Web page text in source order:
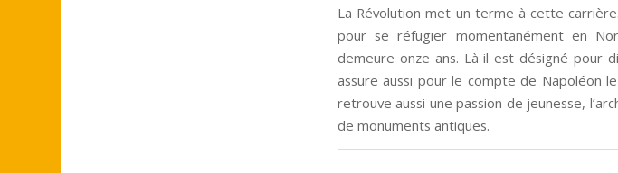
La Révolution met un terme à cette
pour se réfugier momentanément en
demeure onze ans. Là il est désigné pour
assure aussi pour le compte de Napoléon
retrouve aussi une passion de jeunesse,
de monuments antiques.